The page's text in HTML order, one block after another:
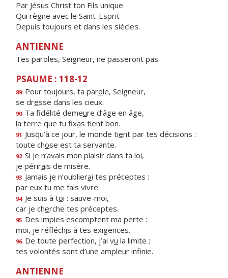
Par Jésus Christ ton Fils unique
Qui règne avec le Saint-Esprit
Depuis toujours et dans les siècles.
ANTIENNE
Tes paroles, Seigneur, ne passeront pas.
PSAUME : 118-12
89 Pour toujours, ta parole, Seigneur,
se dresse dans les cieux.
90 Ta fidélité demeure d’âge en âge,
la terre que tu fixas tient bon.
91 Jusqu’à ce jour, le monde tient par tes décisions :
toute chose est ta servante.
92 Si je n’avais mon plaisir dans ta loi,
je périrais de misère.
93 Jamais je n’oublierai tes préceptes :
par eux tu me fais vivre.
94 Je suis à toi : sauve-moi,
car je cherche tes préceptes.
95 Des impies escomptent ma perte :
moi, je réfléchis à tes exigences.
96 De toute perfection, j’ai vu la limite ;
tes volontés sont d’une ampleur infinie.
ANTIENNE